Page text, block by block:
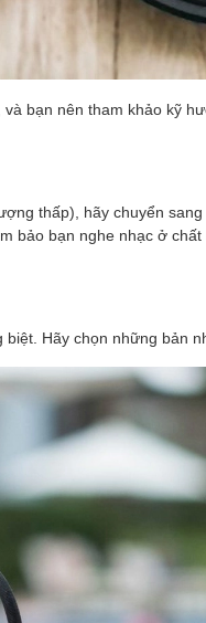
bạn nên tham khảo kỹ
thấp), hãy chuyển
bảo bạn nghe nhạc ở
Hãy chọn những bản